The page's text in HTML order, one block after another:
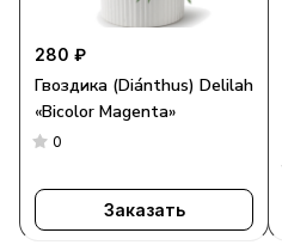
280 ₽
Гвоздика (Diánthus) Delilah
«Bicolor Magenta»
0
Заказать